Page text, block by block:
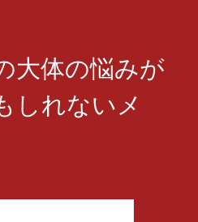
大体の悩みが
しれないメ